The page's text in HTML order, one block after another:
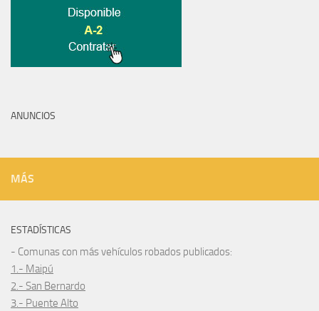
ANUNCIOS
MÁS
ESTADÍSTICAS
- Comunas con más vehículos robados publicados:
1.- Maipú
2.- San Bernardo
3.- Puente Alto